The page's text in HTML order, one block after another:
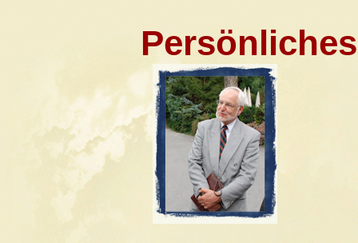
Persönliches -